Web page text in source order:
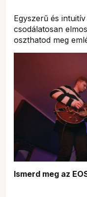
Egyszerű és
csodálatosan
oszthatod meg
Ismerd meg az